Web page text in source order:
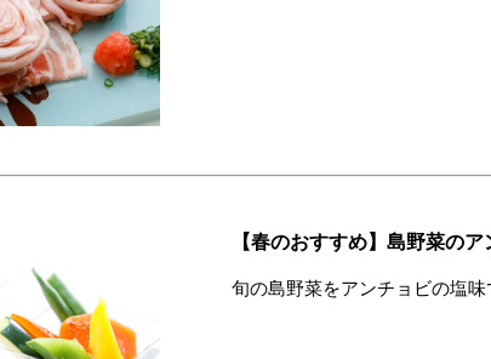
【春のおすすめ】島野菜の
旬の島野菜をアンチョビの塩味